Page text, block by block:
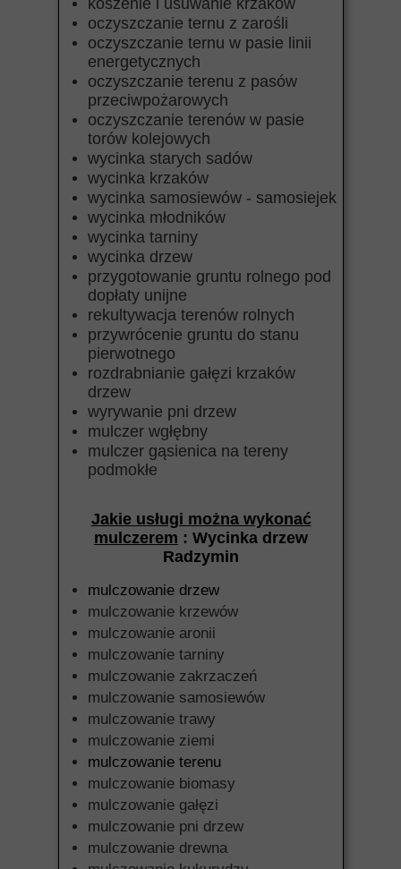
koszenie i usuwanie krzaków
oczyszczanie ternu z zarośli
oczyszczanie ternu w pasie linii
energetycznych
oczyszczanie terenu z pasów
przeciwpożarowych
oczyszczanie terenów w pasie
torów kolejowych
wycinka starych sadów
wycinka krzaków
wycinka samosiewów - samosiejek
wycinka młodników
wycinka tarniny
wycinka drzew
przygotowanie gruntu rolnego pod
dopłaty unijne
rekultywacja terenów rolnych
przywrócenie gruntu do stanu
pierwotnego
rozdrabnianie gałęzi krzaków
drzew
wyrywanie pni drzew
mulczer wgłębny
mulczer gąsienica na tereny
podmokłe
Jakie usługi można wykonać
mulczerem : Wycinka drzew
Radzymin
mulczowanie drzew
mulczowanie krzewów
mulczowanie aronii
mulczowanie tarniny
mulczowanie zakrzaczeń
mulczowanie samosiewów
mulczowanie trawy
mulczowanie ziemi
mulczowanie terenu
mulczowanie biomasy
mulczowanie gałęzi
mulczowanie pni drzew
mulczowanie drewna